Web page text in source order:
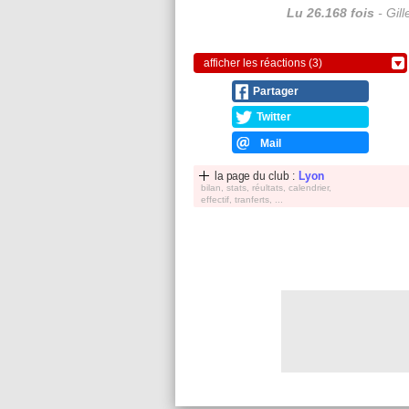
Lu 26.168 fois -
afficher les réactions (3)
Partager
Twitter
Mail
la page du club : Lyon
bilan, stats, réultats, calendrier,
effectif, tranferts, ...